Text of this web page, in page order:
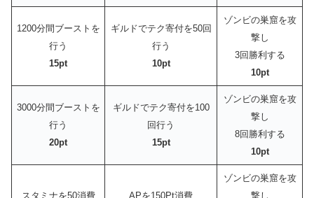
1200分間ブーストを
行う
15pt
ギルドでテク寄付を50回
行う
10pt
ゾンビの巣窟を攻
撃し
3回勝利する
10pt
3000分間ブーストを
行う
20pt
ギルドでテク寄付を100
回行う
15pt
ゾンビの巣窟を攻
撃し
8回勝利する
10pt
スタミナを50消費 APを150Pt消費
ゾンビの巣窟を攻
撃し